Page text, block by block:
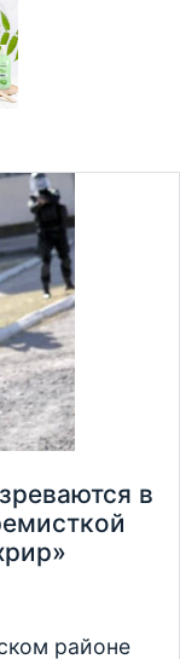
в
районе